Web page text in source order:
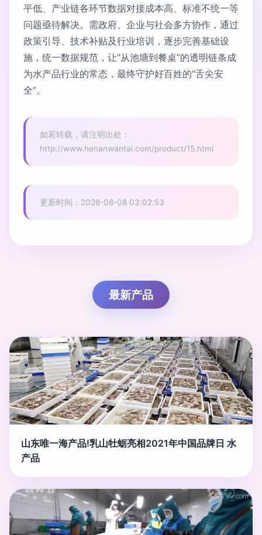
平低、产业链各环节数据对接成本高、标准不统一等
问题亟待解决。需政府、企业与社会多方协作，通过
政策引导、技术补贴及行业培训，逐步完善基础设
施，统一数据规范，让“从池塘到餐桌”的透明链条成
为水产品行业的常态，最终守护好百姓的“舌尖安
全”。
如若转载，请注明出处：
http://www.henanwantai.com/product/15.html
更新时间：2026-08-08 03:02:53
最新产品
山东唯一海产品!乳山牡蛎亮相2021年中国品牌日 水
产品